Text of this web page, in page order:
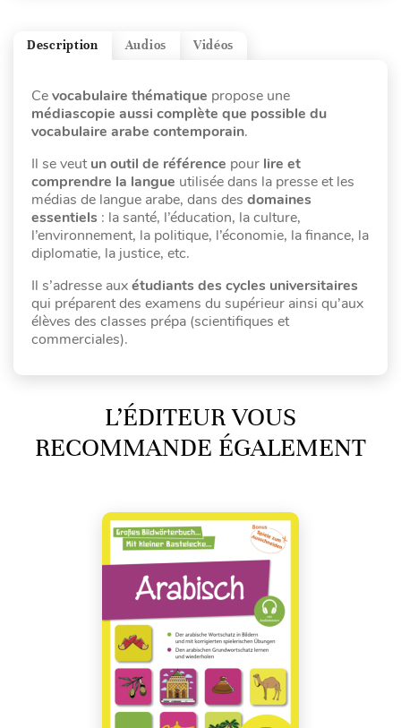
Vidéos
Audios
Description
Cevocabulaire thématique propose une
médiascopie aussi complète que possible du
vocabulaire arabe contemporain.
Il se veutun outil de référence pour lire et
comprendre la langue utilisée dans la presse et les
médias de langue arabe, dans des domaines
essentiels : la santé, l’éducation, la culture,
l’environnement, la politique, l’économie, la finance, la
diplomatie, la justice, etc.
Il s’adresse auxétudiants des cycles universitaires
qui préparent des examens du supérieur ainsi qu’aux
élèves des classes prépa (scientifiques et
commerciales).
L’ÉDITEUR VOUS
RECOMMANDE ÉGALEMENT